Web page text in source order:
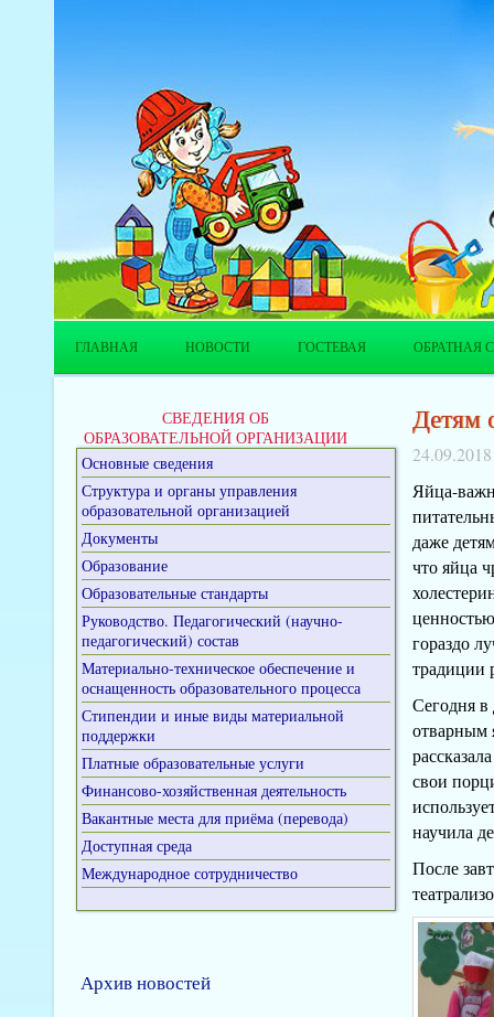
ГЛАВНАЯ НОВОСТИ ГОСТЕВАЯ ОБРАТНАЯ
СВЕДЕНИЯ ОБ
ОБРАЗОВАТЕЛЬНОЙ ОРГАНИЗАЦИИ
Основные сведения
Структура и органы управления
образовательной организацией
Документы
Образование
Образовательные стандарты
Руководство. Педагогический (научно-
педагогический) состав
Материально-техническое обеспечение и
оснащенность образовательного процесса
Стипендии и иные виды материальной
поддержки
Платные образовательные услуги
Финансово-хозяйственная деятельность
Вакантные места для приёма (перевода)
Доступная среда
Международное сотрудничество
Архив новостей
Детям
24.09.2018
Яйца-
даже
что яйца
гораздо
традиции
Сегодня в
отварным
свои
научила
После